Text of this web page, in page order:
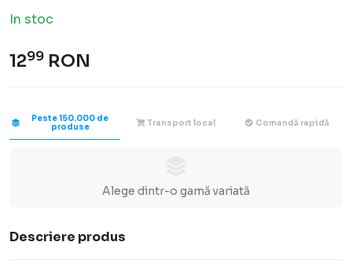
In stoc
1299 RON
Peste 150.000 de
produse
Transport local Comandă rapidă
Alege dintr-o gamă variată
Descriere produs